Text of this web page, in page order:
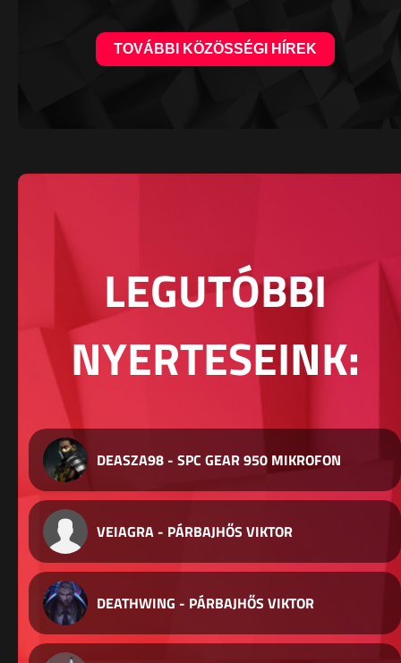
TOVÁBBI KÖZÖSSÉGI HÍREK
LEGUTÓBBI
NYERTESEINK:
DEASZA98 - SPC GEAR 950 MIKROFON
VEIAGRA - PÁRBAJHŐS VIKTOR
DEATHWING - PÁRBAJHŐS VIKTOR